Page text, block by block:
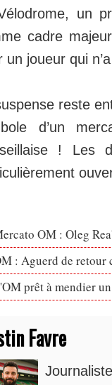
un
cadre
un joueur qui
reste
d’un
! Les
OM : Oleg
: Aguerd de retour
prêt à mendier
Favre